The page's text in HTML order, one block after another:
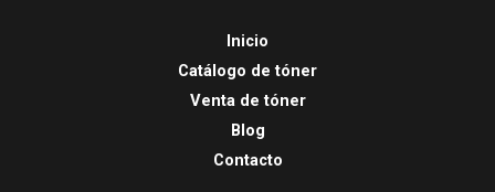
Inicio
Catálogo de tóner
Venta de tóner
Blog
Contacto